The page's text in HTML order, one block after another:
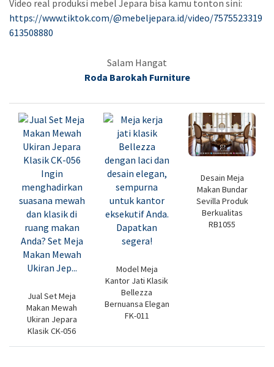
Video real produksi mebel Jepara bisa kamu tonton sini:
https://www.tiktok.com/@mebeljepara.id/video/7575523319
613508880
Salam Hangat
Roda Barokah Furniture
Jual Set Meja
Makan Mewah
Ukiran Jepara
Klasik CK-056
Model Meja
Kantor Jati Klasik
Bellezza
Bernuansa Elegan
FK-011
Desain Meja
Makan Bundar
Sevilla Produk
Berkualitas
RB1055